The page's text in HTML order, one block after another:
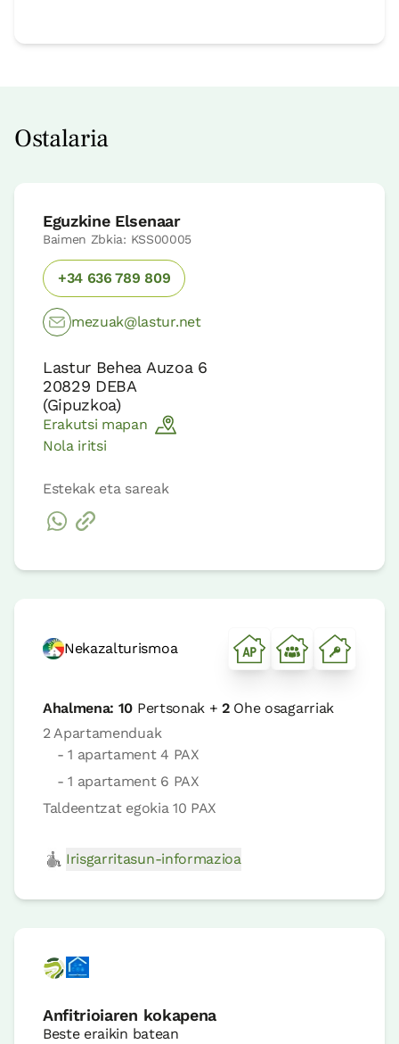
Ostalaria
Eguzkine Elsenaar
Baimen Zbkia: KSS00005
+34 636 789 809
mezuak@lastur.net
Lastur Behea Auzoa 6
20829 DEBA
(Gipuzkoa)
Erakutsi mapan
Nola iritsi
Estekak eta sareak
Nekazalturismoa
Ahalmena: 10 Pertsonak +2Ohe osagarriak
2 Apartamenduak
- 1 apartament 4 PAX
- 1 apartament 6 PAX
Taldeentzat egokia 10 PAX
Irisgarritasun-informazioa
Anfitrioiaren kokapena
Beste eraikin batean